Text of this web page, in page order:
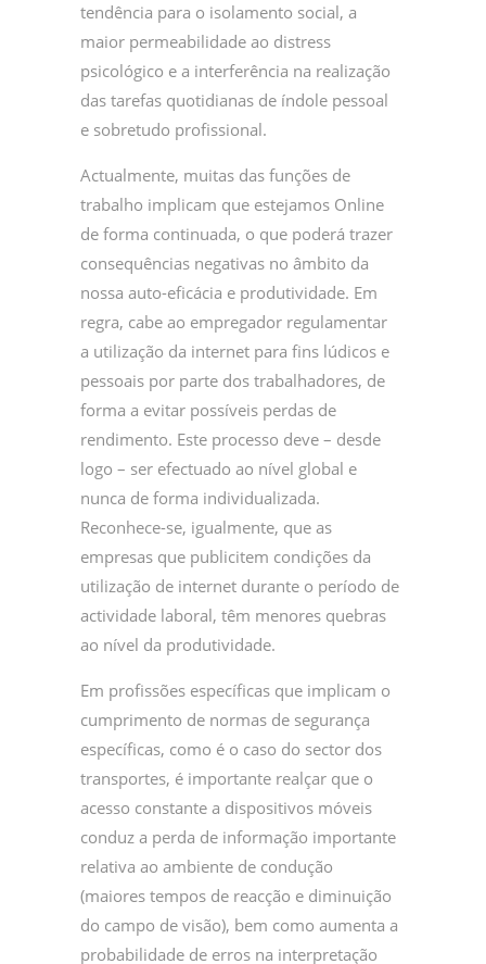
tendência para o isolamento social, a
maior permeabilidade ao distress
psicológico e a interferência na realização
das tarefas quotidianas de índole pessoal
e sobretudo profissional.
Actualmente, muitas das funções de
trabalho implicam que estejamos Online
de forma continuada, o que poderá trazer
consequências negativas no âmbito da
nossa auto-eficácia e produtividade. Em
regra, cabe ao empregador regulamentar
a utilização da internet para fins lúdicos e
pessoais por parte dos trabalhadores, de
forma a evitar possíveis perdas de
rendimento. Este processo deve – desde
logo – ser efectuado ao nível global e
nunca de forma individualizada.
Reconhece-se, igualmente, que as
empresas que publicitem condições da
utilização de internet durante o período de
actividade laboral, têm menores quebras
ao nível da produtividade.
Em profissões específicas que implicam o
cumprimento de normas de segurança
específicas, como é o caso do sector dos
transportes, é importante realçar que o
acesso constante a dispositivos móveis
conduz a perda de informação importante
relativa ao ambiente de condução
(maiores tempos de reacção e diminuição
do campo de visão), bem como aumenta a
probabilidade de erros na interpretação